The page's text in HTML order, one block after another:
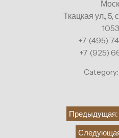
Ткацкая ул., 5,
+7 (495)
+7 (925)
Category:
НавигацияПредыдущая: